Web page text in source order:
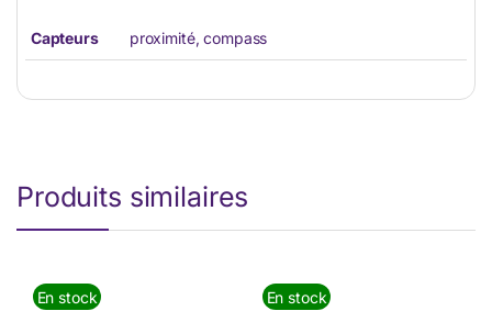
Capteurs proximité, compass
Produits similaires
En stock En stock